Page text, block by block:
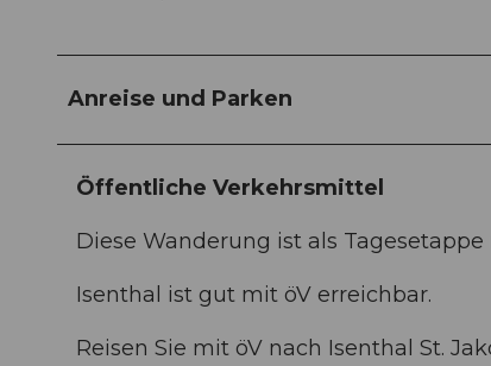
Anreise und Parken
Öffentliche Verkehrsmittel
Diese Wanderung ist als Tagesetappe
Isenthal ist gut mit öV erreichbar.
Reisen Sie mit öV nach Isenthal St.